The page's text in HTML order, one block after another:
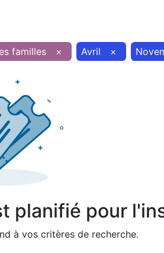
familles × Avril ×
planifié pour
à vos critères de recherche.